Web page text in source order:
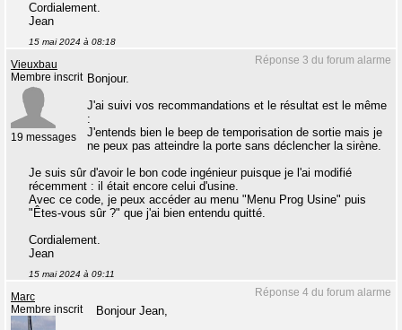
Cordialement.
Jean
15 mai 2024 à 08:18
Réponse 3 du forum alarme
Vieuxbau
Membre inscrit
19 messages
Bonjour.
J'ai suivi vos recommandations et le résultat est le même
:
J'entends bien le beep de temporisation de sortie mais je
ne peux pas atteindre la porte sans déclencher la sirène.
Je suis sûr d'avoir le bon code ingénieur puisque je l'ai modifié
récemment : il était encore celui d'usine.
Avec ce code, je peux accéder au menu "Menu Prog Usine" puis
"Êtes-vous sûr ?" que j'ai bien entendu quitté.
Cordialement.
Jean
15 mai 2024 à 09:11
Réponse 4 du forum alarme
Marc
Membre inscrit
Bonjour Jean,